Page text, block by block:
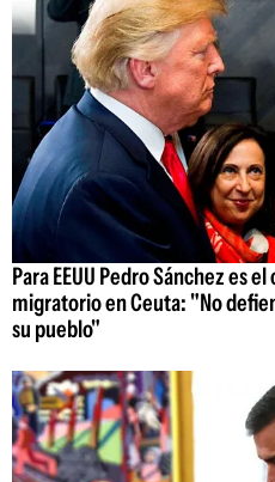
Para EEUU Pedro Sánchez es
migratorio en Ceuta: "No
su pueblo"